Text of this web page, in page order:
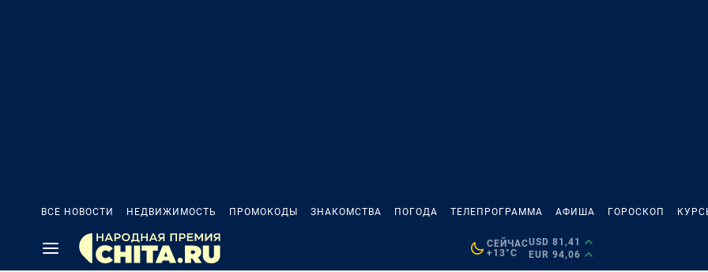
ВСЕ НОВОСТИ НЕДВИЖИМОСТЬ ПРОМОКОДЫ ЗНАКОМСТВА ПОГОДА ТЕЛЕПРОГРАММА АФИША ГОРОСКОП
СЕЙЧАС
+13°C
USD 81,41
EUR 94,06